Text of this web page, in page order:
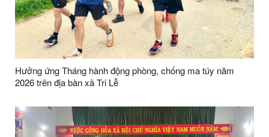
Hưởng ứng Tháng hành động phòng, chống ma túy năm
2026 trên địa bàn xã Tri Lễ